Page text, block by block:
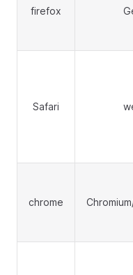
firefox
Safari
chrome